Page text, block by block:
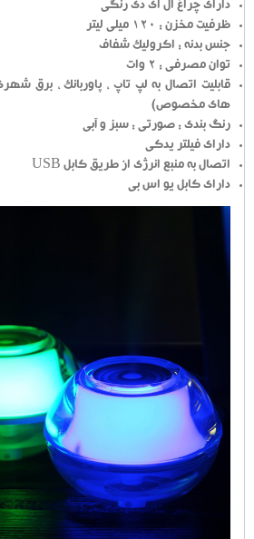
دارای چراغ ال ای دی رنگی
ظرفیت مخزن : 120 میلی لیتر
جنس بدنه : اکرولیک شفاف
توان مصرفی : 2 وات
قابلیت اتصال به لپ تاپ ، پاوربانک ، برق
های مخصوص)
رنگ بندی : صورتی : سبز و آبی
دارای فیلتر یدکی
اتصال به منبع انرژی از طریق کابل USB
دارای کابل یو اس بی